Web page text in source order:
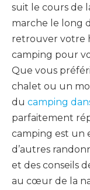
suit le cours de
marche le long
retrouver votre
camping pour
Que vous
chalet ou un
du camping
parfaitement
camping est un
d’autres
et des conseils
au cœur de la